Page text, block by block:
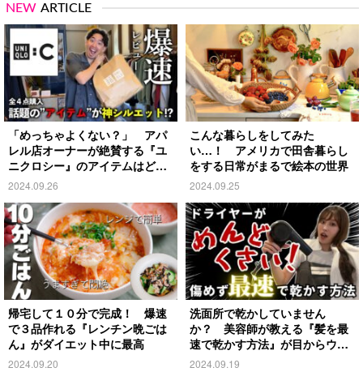
NEW ARTICLE
「めっちゃよくない？」 アパ
レル店オーナーが絶賛する『ユ
ニクロシー』のアイテムはど
れ？
2024.09.26
こんな暮らしをしてみた
い…！ アメリカで田舎暮らし
をする日常がまるで絵本の世界
2024.09.25
帰宅して１０分で完成！ 爆速
で３品作れる『レンチン晩ごは
ん』がダイエット中に最高
2024.09.20
洗面所で乾かしていません
か？ 美容師が教える『髪を最
速で乾かす方法』が目からウロ
コ
2024.09.19